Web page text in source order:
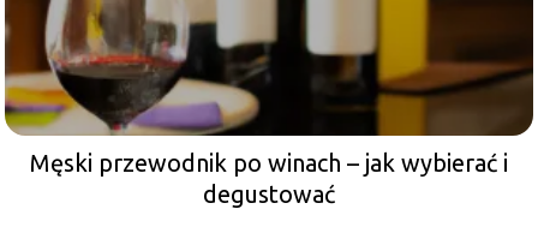
Męski przewodnik po winach – jak wybierać i
degustować